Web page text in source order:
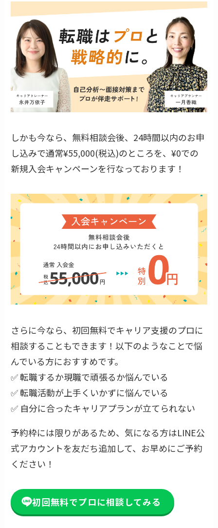
しかも今なら、無料相談会後、24時間以内のお申
し込みで通常¥55,000(税込)のところを、¥0での
新規入会キャンペーンを行なっております！
さらに今なら、初回無料でキャリア支援のプロに
相談することもできます！以下のようなことで悩
んでいる方におすすめです。
✅ 転職するか現職で頑張るか悩んでいる
✅ 転職活動が上手くいかずに悩んでいる
✅ 自分に合ったキャリアプランが立てられない
予約枠には限りがあるため、気になる方はLINE公
式アカウントを友だち追加して、お早めにご予約
ください！
初回無料でプロに相談してみる